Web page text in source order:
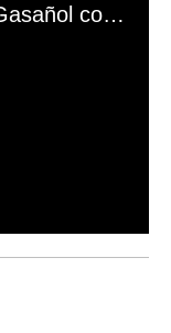
El mal momento de Yanina Gasañol con un hincha argentino en "Subrayado"